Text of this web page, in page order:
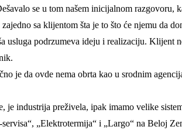
se u tom našem inicijalnom
sa klijentom šta je to što će njemu da
podrzumeva ideju i realizaciju. Klijent
je da ovde nema obrta kao u srodnim
industrija preživela, ipak imamo velike
„Elektrotermija“ i „Largo“ na Beloj